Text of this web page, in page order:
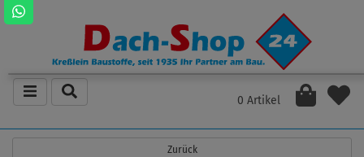
0 Artikel
Zurück